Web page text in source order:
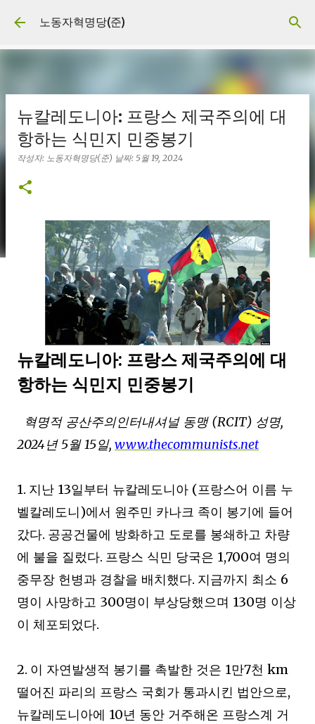
기본 콘텐츠로 건너뛰기
노동자혁명당(준)
뉴칼레도니아: 프랑스 제국주의에 대
항하는 식민지 민중봉기
작성자: 노동자혁명당(준) 날짜: 5월 19, 2024
뉴칼레도니아: 프랑스 제국주의에 대
항하는 식민지 민중봉기
혁명적 공산주의인터내셔널 동맹 (RCIT) 성명,
2024년 5월 15일, www.thecommunists.net
1. 지난 13일부터 뉴칼레도니아 (프랑스어 이름 누
벨칼레도니 )에서 원주민 카나크 족이 봉기에 들어
갔다. 공공건물에 방화하고 도로를 봉쇄하고 차량
에 불을 질렀다. 프랑스 식민 당국은 1,700여 명의
중무장 헌병과 경찰을 배치했다. 지금까지 최소 6
명이 사망하고 300명이 부상당했으며 130명 이상
이 체포되었다.
2. 이 자연발생적 봉기를 촉발한 것은 1만7천 km
떨어진 파리의 프랑스 국회가 통과시킨 법안으로,
뉴칼레도니아에 10년 동안 거주해온 프랑스계 거